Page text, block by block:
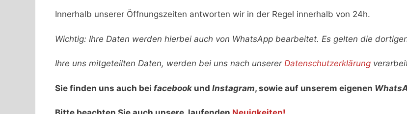
Innerhalb unserer Öffnungszeiten antworten wir in der Regel innerhalb von 24h.
Wichtig: Ihre Daten werden hierbei auch von WhatsApp bearbeitet. Es gelten die
Ihre uns mitgeteilten Daten, werden bei uns nach unserer Datenschutzerklärung
Sie finden uns auch bei facebook und Instagram, sowie auf unserem eigenen